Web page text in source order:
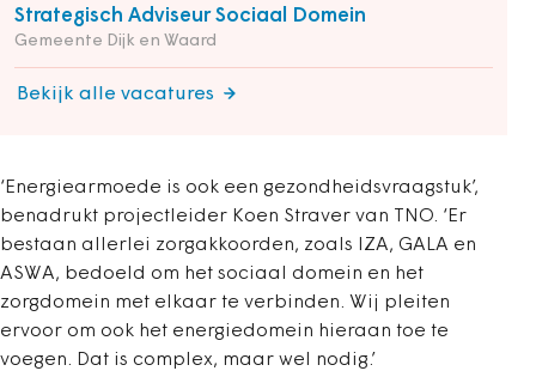
Strategisch Adviseur Sociaal Domein
Gemeente Dijk en Waard
Bekijk alle vacatures
‘Energiearmoede is ook een gezondheidsvraagstuk’,
benadrukt projectleider Koen Straver van TNO. ‘Er
bestaan allerlei zorgakkoorden, zoals IZA, GALA en
ASWA, bedoeld om het sociaal domein en het
zorgdomein met elkaar te verbinden. Wij pleiten
ervoor om ook het energiedomein hieraan toe te
voegen. Dat is complex, maar wel nodig.’